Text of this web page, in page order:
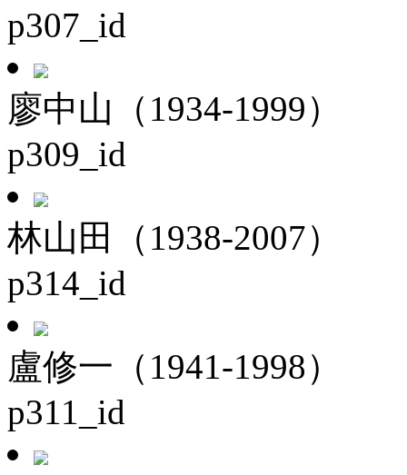
p307_id
廖中山（1934-1999）
p309_id
林山田（1938-2007）
p314_id
盧修一（1941-1998）
p311_id